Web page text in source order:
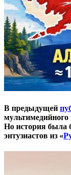
В предыдущей
Но история была
энтузиастов из «